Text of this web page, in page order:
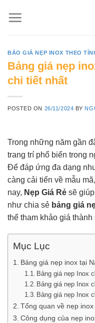
BÁO GIÁ NẸP INOX THEO
Bảng giá nẹp
chi tiết nhất
POSTED ON 26/11/2024 BY
Trong những năm gần
trang trí phổ biến trong
Để đáp ứng đa dạng
càng cải tiến về mẫu
nay, Nẹp Giá Rẻ sẽ
như chia sẻ bảng giá
thể tham khảo giá thành
Mục Lục
Bảng giá nẹp inox tại
Bảng giá nẹp Inox
Bảng giá nẹp Inox
Bảng giá nẹp Inox
Tổng quan về nẹp
Công dụng của nẹp